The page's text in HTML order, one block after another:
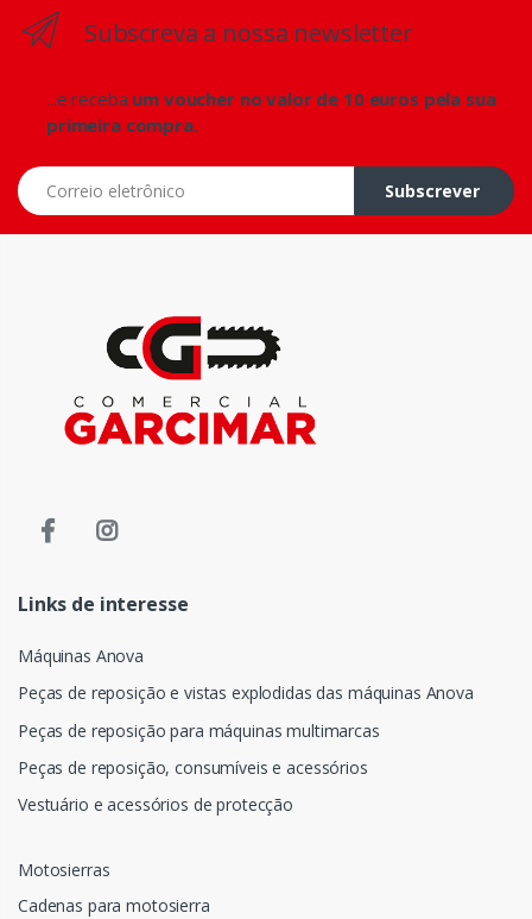
Subscreva a nossa newsletter
...e receba um voucher no valor de 10 euros pela sua
primeira compra.
Correio eletrônico
Subscrever
Links de interesse
Máquinas Anova
Peças de reposição e vistas explodidas das máquinas Anova
Peças de reposição para máquinas multimarcas
Peças de reposição, consumíveis e acessórios
Vestuário e acessórios de protecção
Motosierras
Cadenas para motosierra